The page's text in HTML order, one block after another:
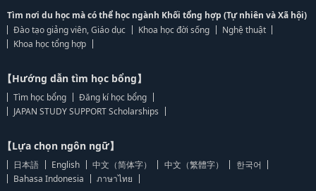
Tìm nơi du học mà có thể học ngành Khối tổng hợp (Tự nhiên và Xã hội)
Đào tạo giảng viên, Giáo dục
Khoa học đời sống
Nghệ thuật
Khoa học tổng hợp
【Hướng dẫn tìm học bổng】
Tìm học bổng
Đăng kí học bổng
JAPAN STUDY SUPPORT Scholarships
【Lựa chọn ngôn ngữ】
日本語 English 中文（简体字） 中文（繁體字）
한국어
Bahasa Indonesia
ภาษาไทย